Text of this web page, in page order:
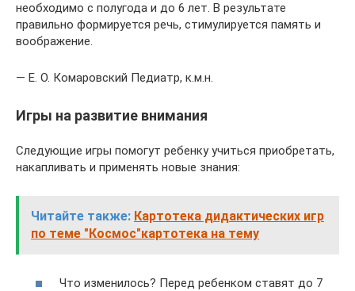
необходимо с полугода и до 6 лет. В результате
правильно формируется речь, стимулируется память и
воображение.
— Е. О. Комаровский Педиатр, к.м.н.
Игры на развитие внимания
Следующие игры помогут ребенку учиться приобретать,
накапливать и применять новые знания:
Читайте также: Картотека дидактических игр
по теме "Космос"картотека на тему
Что изменилось? Перед ребенком ставят до 7